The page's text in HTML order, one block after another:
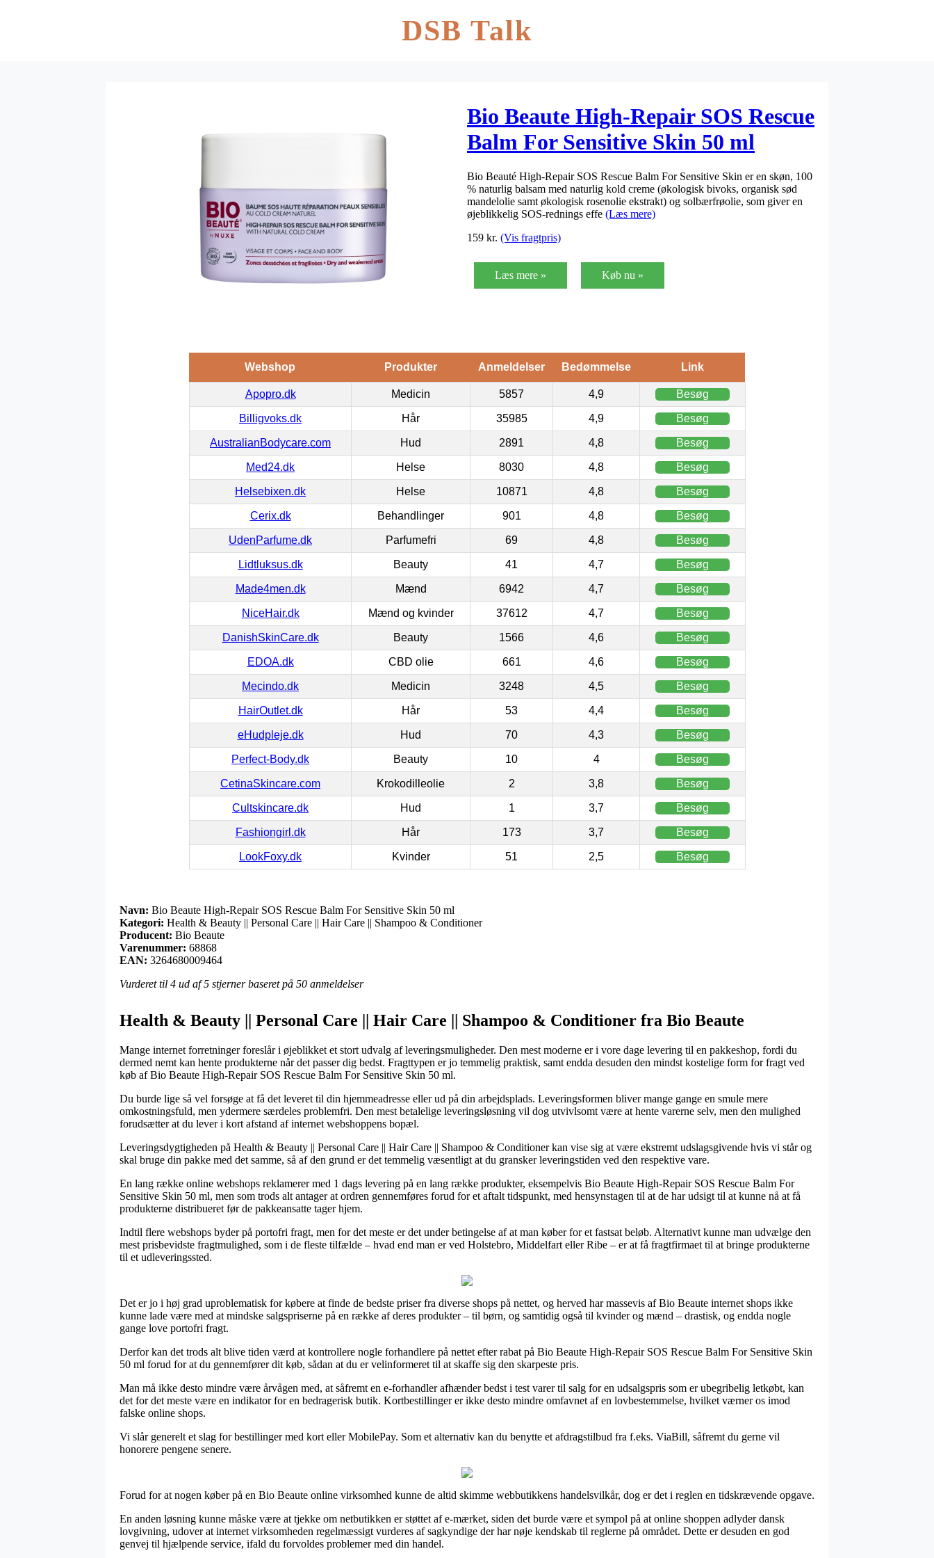
DSB Talk
Bio Beaute High-Repair SOS Rescue
Balm For Sensitive Skin 50 ml
Bio Beauté High-Repair SOS Rescue Balm For Sensitive Skin er en skøn, 100
% naturlig balsam med naturlig kold creme (økologisk bivoks, organisk sød
mandelolie samt økologisk rosenolie ekstrakt) og solbærfrøolie, som giver en
øjeblikkelig SOS-rednings effe (Læs mere)
159 kr. (Vis fragtpris)
Læs mere » Køb nu »
Webshop Produkter Anmeldelser Bedømmelse Link
Apopro.dk Medicin 5857 4,9 Besøg
Billigvoks.dk Hår 35985 4,9 Besøg
AustralianBodycare.com Hud 2891 4,8 Besøg
Med24.dk Helse 8030 4,8 Besøg
Helsebixen.dk Helse 10871 4,8 Besøg
Cerix.dk Behandlinger 901 4,8 Besøg
UdenParfume.dk Parfumefri 69 4,8 Besøg
Lidtluksus.dk Beauty 41 4,7 Besøg
Made4men.dk Mænd 6942 4,7 Besøg
NiceHair.dk Mænd og kvinder 37612 4,7 Besøg
DanishSkinCare.dk Beauty 1566 4,6 Besøg
EDOA.dk CBD olie 661 4,6 Besøg
Mecindo.dk Medicin 3248 4,5 Besøg
HairOutlet.dk Hår 53 4,4 Besøg
eHudpleje.dk Hud 70 4,3 Besøg
Perfect-Body.dk Beauty 10 4 Besøg
CetinaSkincare.com Krokodilleolie 2 3,8 Besøg
Cultskincare.dk Hud 1 3,7 Besøg
Fashiongirl.dk Hår 173 3,7 Besøg
LookFoxy.dk Kvinder 51 2,5 Besøg
Navn: Bio Beaute High-Repair SOS Rescue Balm For Sensitive Skin 50 ml
Kategori: Health & Beauty || Personal Care || Hair Care || Shampoo & Conditioner
Producent: Bio Beaute
Varenummer: 68868
EAN: 3264680009464
Vurderet til 4 ud af 5 stjerner baseret på 50 anmeldelser
Health & Beauty || Personal Care || Hair Care || Shampoo & Conditioner fra Bio Beaute
Mange internet forretninger foreslår i øjeblikket et stort udvalg af leveringsmuligheder. Den mest moderne er i vore dage levering til en pakkeshop, fordi du
dermed nemt kan hente produkterne når det passer dig bedst. Fragttypen er jo temmelig praktisk, samt endda desuden den mindst kostelige form for fragt ved
køb af Bio Beaute High-Repair SOS Rescue Balm For Sensitive Skin 50 ml.
Du burde lige så vel forsøge at få det leveret til din hjemmeadresse eller ud på din arbejdsplads. Leveringsformen bliver mange gange en smule mere
omkostningsfuld, men ydermere særdeles problemfri. Den mest betalelige leveringsløsning vil dog utvivlsomt være at hente varerne selv, men den mulighed
forudsætter at du lever i kort afstand af internet webshoppens bopæl.
Leveringsdygtigheden på Health & Beauty || Personal Care || Hair Care || Shampoo & Conditioner kan vise sig at være ekstremt udslagsgivende hvis vi står og
skal bruge din pakke med det samme, så af den grund er det temmelig væsentligt at du gransker leveringstiden ved den respektive vare.
En lang række online webshops reklamerer med 1 dags levering på en lang række produkter, eksempelvis Bio Beaute High-Repair SOS Rescue Balm For
Sensitive Skin 50 ml, men som trods alt antager at ordren gennemføres forud for et aftalt tidspunkt, med hensynstagen til at de har udsigt til at kunne nå at få
produkterne distribueret før de pakkeansatte tager hjem.
Indtil flere webshops byder på portofri fragt, men for det meste er det under betingelse af at man køber for et fastsat beløb. Alternativt kunne man udvælge den
mest prisbevidste fragtmulighed, som i de fleste tilfælde – hvad end man er ved Holstebro, Middelfart eller Ribe – er at få fragtfirmaet til at bringe produkterne
til et udleveringssted.
Det er jo i høj grad uproblematisk for købere at finde de bedste priser fra diverse shops på nettet, og herved har massevis af Bio Beaute internet shops ikke
kunne lade være med at mindske salgspriserne på en række af deres produkter – til børn, og samtidig også til kvinder og mænd – drastisk, og endda nogle
gange love portofri fragt.
Derfor kan det trods alt blive tiden værd at kontrollere nogle forhandlere på nettet efter rabat på Bio Beaute High-Repair SOS Rescue Balm For Sensitive Skin
50 ml forud for at du gennemfører dit køb, sådan at du er velinformeret til at skaffe sig den skarpeste pris.
Man må ikke desto mindre være årvågen med, at såfremt en e-forhandler afhænder bedst i test varer til salg for en udsalgspris som er ubegribelig letkøbt, kan
det for det meste være en indikator for en bedragerisk butik. Kortbestillinger er ikke desto mindre omfavnet af en lovbestemmelse, hvilket værner os imod
falske online shops.
Vi slår generelt et slag for bestillinger med kort eller MobilePay. Som et alternativ kan du benytte et afdragstilbud fra f.eks. ViaBill, såfremt du gerne vil
honorere pengene senere.
Forud for at nogen køber på en Bio Beaute online virksomhed kunne de altid skimme webbutikkens handelsvilkår, dog er det i reglen en tidskrævende opgave.
En anden løsning kunne måske være at tjekke om netbutikken er støttet af e-mærket, siden det burde være et sympol på at online shoppen adlyder dansk
lovgivning, udover at internet virksomheden regelmæssigt vurderes af sagkyndige der har nøje kendskab til reglerne på området. Dette er desuden en god
genvej til hjælpende service, ifald du forvoldes problemer med din handel.